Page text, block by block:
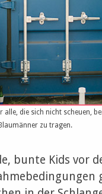
die sich nicht scheuen,
Blaumänner zu tragen.
bunte Kids vor